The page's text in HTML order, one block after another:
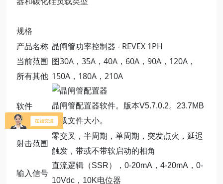
规格
产品名称 晶闸管功率控制器 - REVEX 1PH
当前范围
所有其他
图30A，35A，40A，60A，90A，120A，
150A，180A，210A
软件
晶闸管配置器软件。版本V5.7.0.2。23.7MB
下载文件大小。
射击范围
零交叉，半周期，单周期，突发点火，延迟
触发，带或不带软启动的相角
输入信号
直流逻辑（SSR），0-20mA，4-20mA，0-
10Vdc，10K电位器